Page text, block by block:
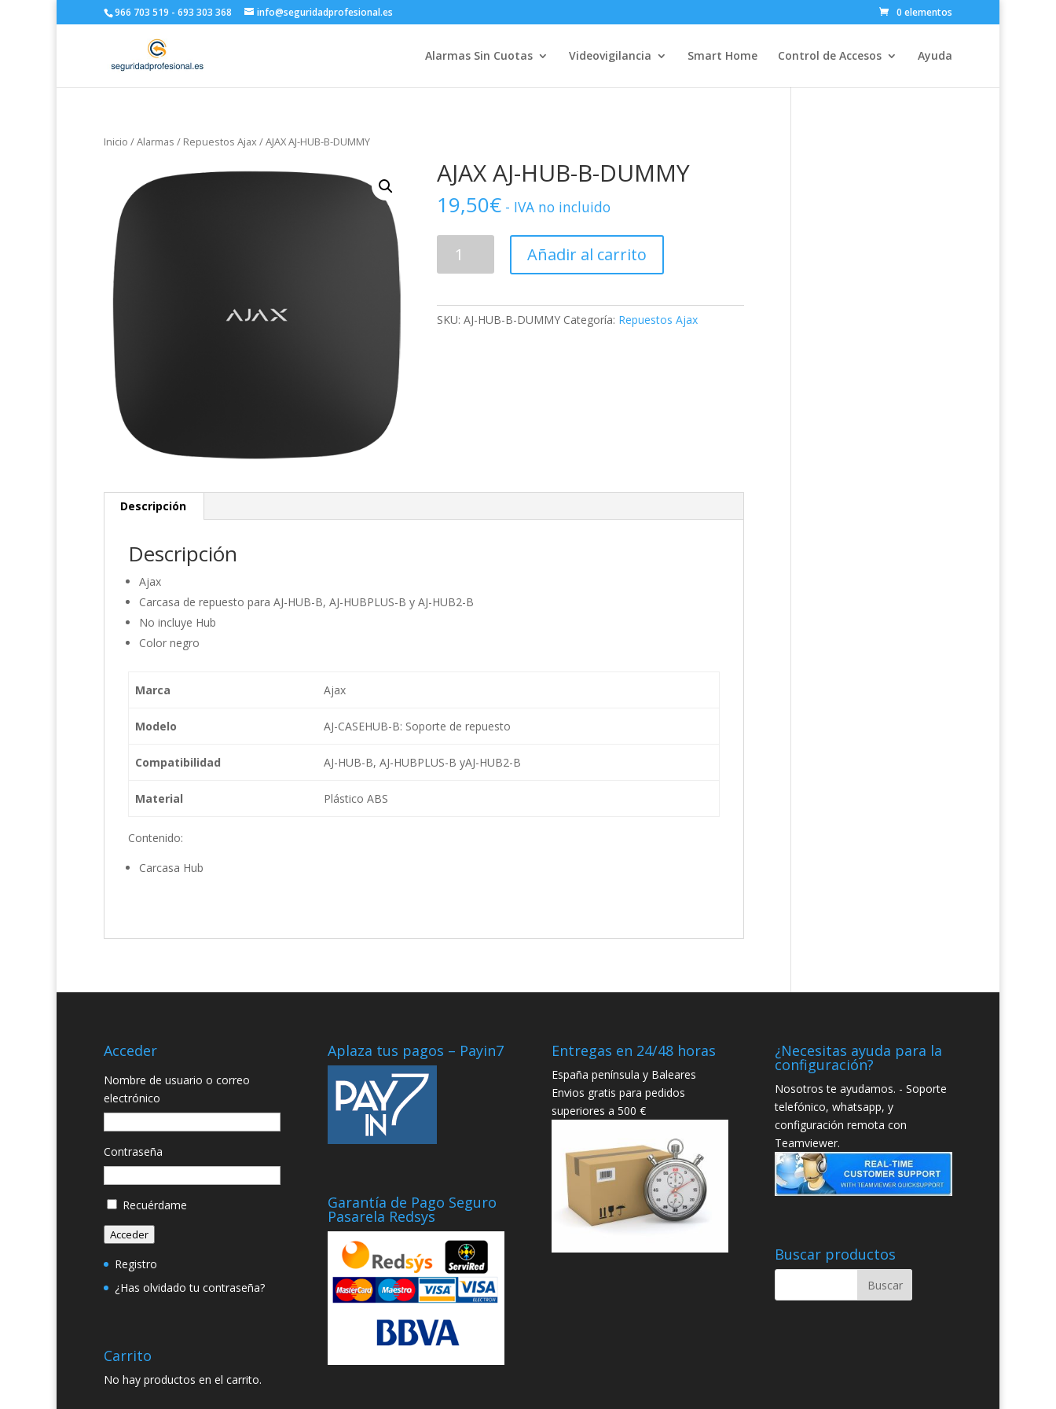
966 703 519 - 693 303 368 info@seguridadprofesional.es 0 elementos
Alarmas Sin Cuotas Videovigilancia Smart Home Control de Accesos Ayuda
Inicio /Alarmas / Repuestos Ajax/ AJAX AJ-HUB-B-DUMMY
AJAX AJ-HUB-B-DUMMY
19,50€ - IVA no incluido
DUMMY
Añadir al carrito
SKU:AJ-HUB-B-DUMMY Categoría: Repuestos Ajax
Descripción
Descripción
Ajax
Carcasa de repuesto para AJ-HUB-B, AJ-HUBPLUS-B y AJ-HUB2-B
No incluye Hub
Color negro
Marca Ajax
Modelo AJ-CASEHUB-B: Soporte de repuesto
Compatibilidad AJ-HUB-B, AJ-HUBPLUS-B yAJ-HUB2-B
Material Plástico ABS
Contenido:
Carcasa Hub
Acceder
Nombre de usuario o correo
electrónico
Contraseña
Recuérdame
Acceder
Registro
¿Has olvidado tu contraseña?
Carrito
No hay productos en el carrito.
Aplaza tus pagos – Payin7
Garantía de Pago Seguro
Pasarela Redsys
Entregas en 24/48 horas
España península y Baleares
Envios gratis para pedidos
superiores a 500 €
¿Necesitas ayuda para la
configuración?
Nosotros te ayudamos. - Soporte
telefónico, whatsapp, y
configuración remota con
Teamviewer.
Buscar productos